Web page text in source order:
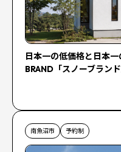
日本一の低価格と日本
BRAND「スノーブラン
南魚沼市 予約制